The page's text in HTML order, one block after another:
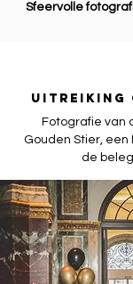
Sfeervolle
UITREIKING
Fotografie van
Gouden Stier,
de